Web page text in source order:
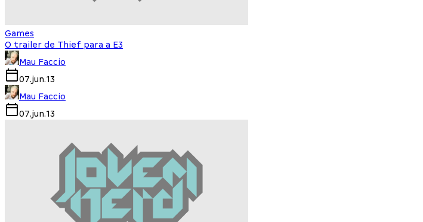
Games
O trailer de Thief para a E3
Mau Faccio
07.jun.13
Mau Faccio
07.jun.13